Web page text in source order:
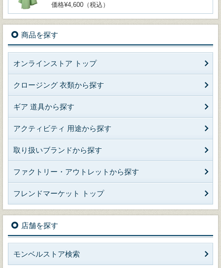
価格¥4,600（税込）
商品を探す
オンラインストア トップ
クロージング 衣類から探す
ギア 道具から探す
アクティビティ 用途から探す
取り扱いブランドから探す
ファクトリー・アウトレットから探す
フレンドマーケット トップ
店舗を探す
モンベルストア検索